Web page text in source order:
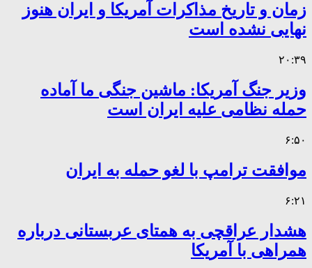
زمان و تاریخ مذاکرات آمریکا و ایران هنوز
نهایی نشده است
۲۰:۳۹
وزیر جنگ آمریکا: ماشین جنگی ما آماده
حمله نظامی علیه ایران است
۶:۵۰
موافقت ترامپ با لغو حمله به ایران
۶:۲۱
هشدار عراقچی به همتای عربستانی درباره
همراهی با آمریکا